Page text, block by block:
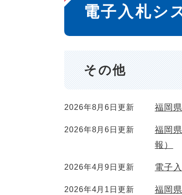
文
電子入札シ
その他
2026年8月6日更新 福岡
2026年8月6日更新
福岡
報）
2026年4月9日更新 電子
2026年4月1日更新 福岡